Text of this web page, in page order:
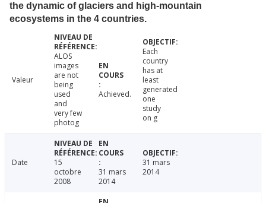
the dynamic of glaciers and high-mountain
ecosystems in the 4 countries.
Valeur
ALOS
images
are not
being
used
and
very few
photog
Achieved.
Each
country
has at
least
generated
one
study
on g
Date
15
octobre
2008
31 mars
2014
31 mars
2014